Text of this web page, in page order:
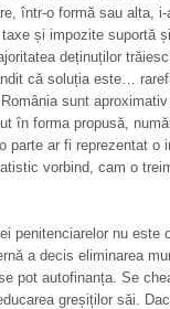
într-o formă sau alta,
și impozite suportă
deținuților
că soluția este…
sunt
în forma propusă,
parte ar fi reprezentat o
vorbind, cam o
penitenciarelor nu este
a decis eliminarea
pot autofinanța. Se
greșiților săi.